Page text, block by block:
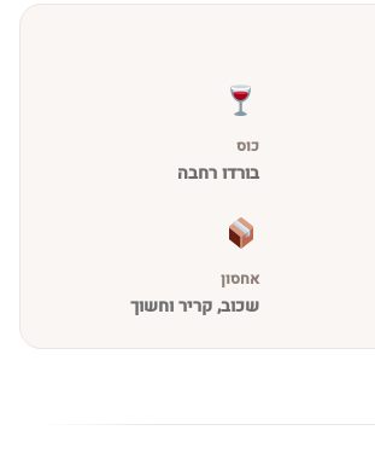
כוס
בורדו רחבה
אחסון
שכוב, קריר וחשוך